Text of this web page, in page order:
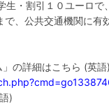
・割引１０ユーロ
、公共交通機関に有
の詳細はこちら (英語
)